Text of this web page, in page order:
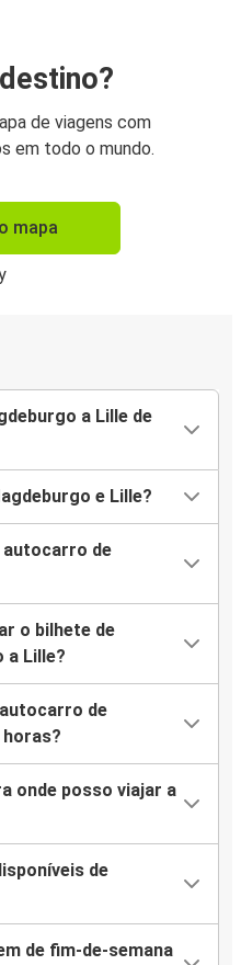
de viagens com
em todo o mundo.
mapa
a Lille de
e Lille?
autocarro de
o bilhete de
a Lille?
de
horas?
onde posso viajar a
de
de fim-de-semana